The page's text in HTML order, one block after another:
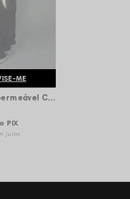
ME
Calça Tactel Impermeável Chronic Break x World Refletivo - Preta
PIX
juros